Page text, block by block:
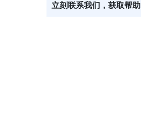
立刻联系我们，获取帮助